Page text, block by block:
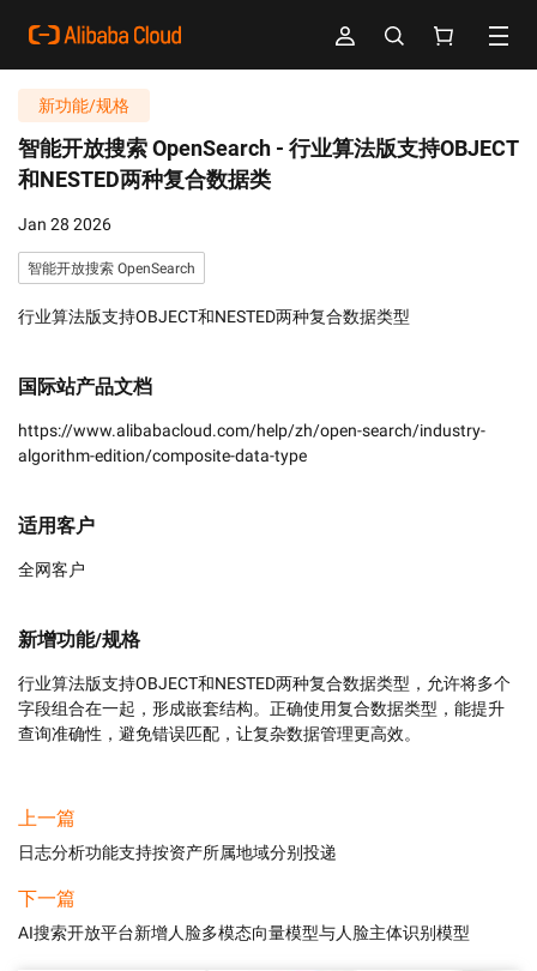
新功能/规格
智能开放搜索 OpenSearch - 行业算法版支持OBJECT
和NESTED两种复合数据类
Jan 28 2026
智能开放搜索 OpenSearch
行业算法版支持OBJECT和NESTED两种复合数据类型
国际站产品文档
https://www.alibabacloud.com/help/zh/open-search/industry-
algorithm-edition/composite-data-type
适用客户
全网客户
新增功能/规格
行业算法版支持OBJECT和NESTED两种复合数据类型，允许将多个
字段组合在一起，形成嵌套结构。正确使用复合数据类型，能提升
查询准确性，避免错误匹配，让复杂数据管理更高效。
上一篇
日志分析功能支持按资产所属地域分别投递
下一篇
AI搜索开放平台新增人脸多模态向量模型与人脸主体识别模型